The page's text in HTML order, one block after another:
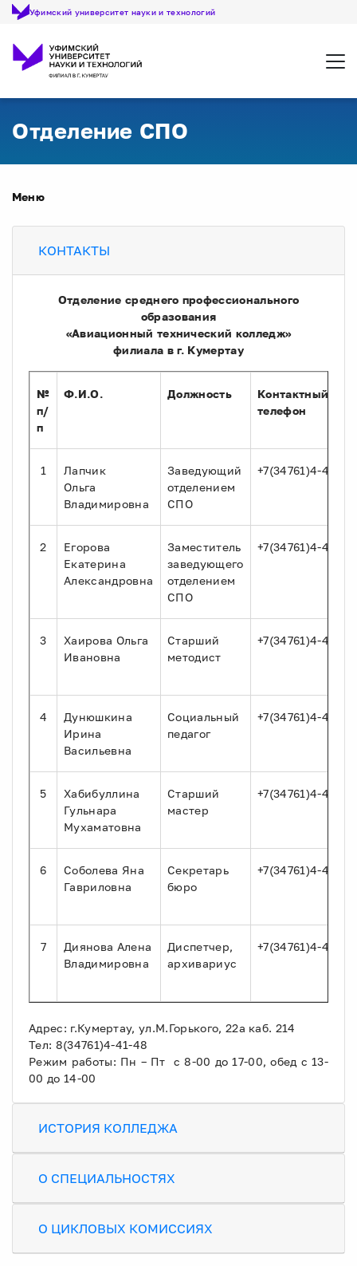
Уфимский университет науки и технологий
Отделение СПО
Меню
КОНТАКТЫ
Отделение среднего профессионального
образования
«Авиационный технический колледж»
филиала в г. Кумертау
№
п/
п
Ф.И.О. Должность
Контактный
телефон
1
Лапчик
Ольга
Владимировна
Заведующий
отделением
СПО
+7(34761)4-41-48
2
Егорова
Екатерина
Александровна
Заместитель
заведующего
отделением
СПО
+7(34761)4-41-48
3
Хаирова Ольга
Ивановна
Старший
методист
+7(34761)4-41-48
4
Дунюшкина
Ирина
Васильевна
Социальный
педагог
+7(34761)4-41-48
5
Хабибуллина
Гульнара
Мухаматовна
Старший
мастер
+7(34761)4-41-48
6
Соболева Яна
Гавриловна
Секретарь
бюро
+7(34761)4-41-48
7
Диянова Алена
Владимировна
Диспетчер,
архивариус
+7(34761)4-41-48
Адрес: г.Кумертау, ул.М.Горького, 22а каб. 214
Тел: 8(34761)4-41-48
Режим работы: Пн – Пт с 8-00 до 17-00, обед с 13-
00 до 14-00
ИСТОРИЯ КОЛЛЕДЖА
О СПЕЦИАЛЬНОСТЯХ
О ЦИКЛОВЫХ КОМИССИЯХ